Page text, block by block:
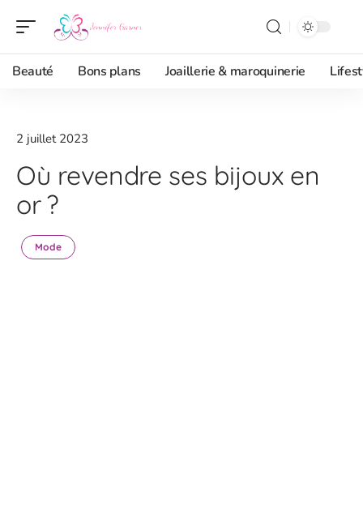
Beauté Bons plans Joaillerie & maroquinerie
2 juillet 2023
Où revendre ses bijoux en
or ?
Mode